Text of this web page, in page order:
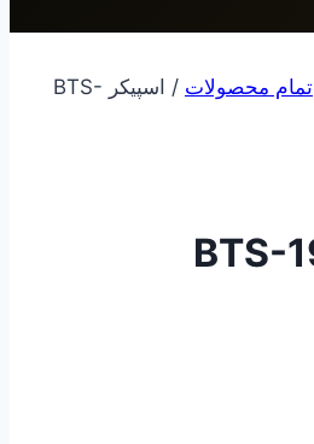
تمام محصولات /
اسپیکر BTS-